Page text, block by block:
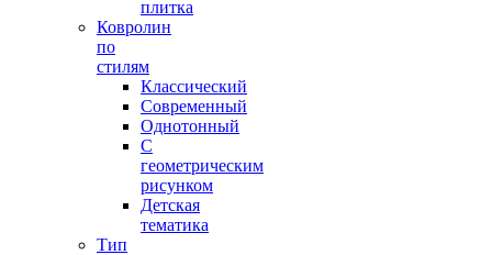
плитка
Ковролин
по
стилям
Классический
Современный
Однотонный
С
геометрическим
рисунком
Детская
тематика
Тип